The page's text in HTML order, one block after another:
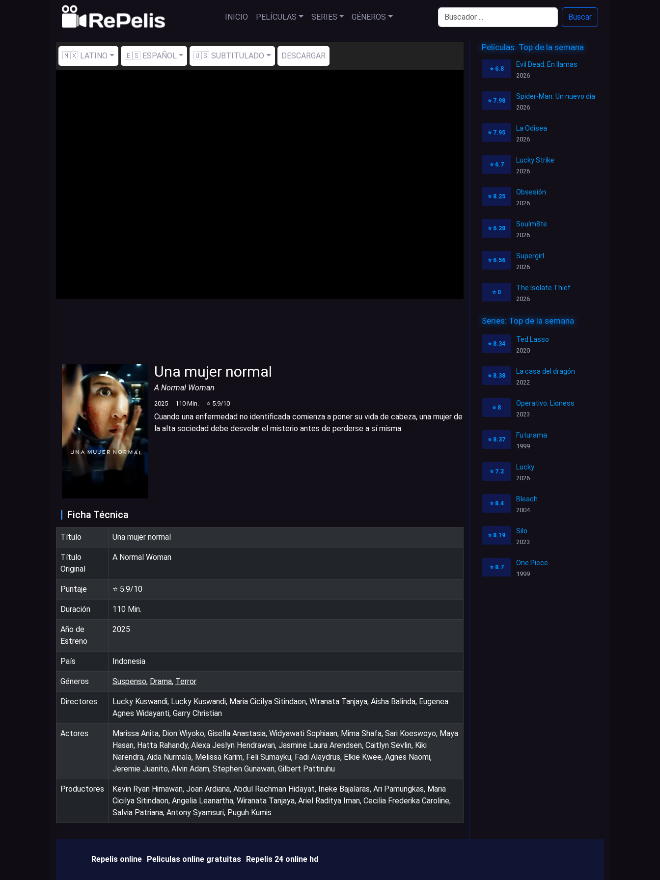
INICIO PELÍCULAS SERIES GÉNEROS Buscar
🇲🇽 LATINO 🇪🇸 ESPAÑOL 🇺🇸 SUBTITULADO DESCARGAR
Una mujer normal
A Normal Woman
2025 110 Min. ⭐ 5.9/10
Cuando una enfermedad no identificada comienza a poner su vida de cabeza, una mujer de
la alta sociedad debe desvelar el misterio antes de perderse a sí misma.
Ficha Técnica
Título Una mujer normal
Título
Original
A Normal Woman
Puntaje ⭐ 5.9/10
Duración 110 Min.
Año de
Estreno
2025
País Indonesia
Géneros Suspenso, Drama, Terror
Directores
Lucky Kuswandi, Lucky Kuswandi, Maria Cicilya Sitindaon, Wiranata Tanjaya, Aisha Balinda, Eugenea
Agnes Widayanti, Garry Christian
Actores
Marissa Anita, Dion Wiyoko, Gisella Anastasia, Widyawati Sophiaan, Mima Shafa, Sari Koeswoyo, Maya
Hasan, Hatta Rahandy, Alexa Jeslyn Hendrawan, Jasmine Laura Arendsen, Caitlyn Sevlin, Kiki
Narendra, Aida Nurmala, Melissa Karim, Feli Sumayku, Fadi Alaydrus, Elkie Kwee, Agnes Naomi,
Jeremie Juanito, Alvin Adam, Stephen Gunawan, Gilbert Pattiruhu
Productores
Kevin Ryan Himawan, Joan Ardiana, Abdul Rachman Hidayat, Ineke Bajalaras, Ari Pamungkas, Maria
Cicilya Sitindaon, Angelia Leanartha, Wiranata Tanjaya, Ariel Raditya Iman, Cecilia Frederika Caroline,
Salvia Patriana, Antony Syamsuri, Puguh Kumis
Películas: Top de la semana
⭐ 6.8
Evil Dead: En llamas
2026
⭐ 7.98
Spider-Man: Un nuevo día
2026
⭐ 7.95
La Odisea
2026
⭐ 6.7
Lucky Strike
2026
⭐ 8.25
Obsesión
2026
⭐ 6.28
Soulm8te
2026
⭐ 6.56
Supergirl
2026
⭐ 0
The Isolate Thief
2026
Series: Top de la semana
⭐ 8.34
Ted Lasso
2020
⭐ 8.38
La casa del dragón
2022
⭐ 8
Operativo: Lioness
2023
⭐ 8.37
Futurama
1999
⭐ 7.2
Lucky
2026
⭐ 8.4
Bleach
2004
⭐ 8.19
Silo
2023
⭐ 8.7
One Piece
1999
Repelis online Peliculas online gratuitas Repelis 24 online hd